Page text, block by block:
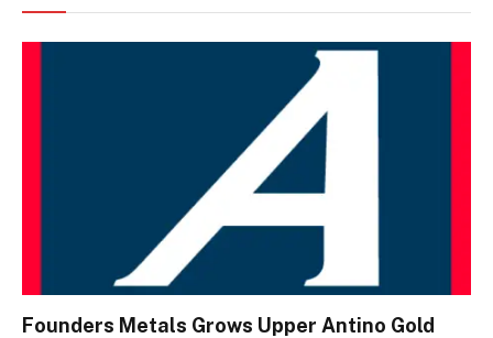
Founders Metals Grows Upper Antino Gold